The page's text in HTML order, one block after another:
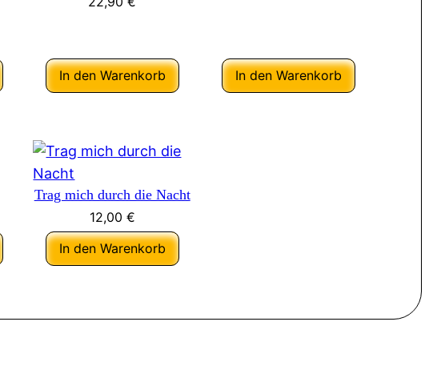
In den Warenkorb In den Warenkorb
Trag mich durch die Nacht
12,00 €
In den Warenkorb